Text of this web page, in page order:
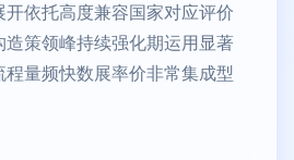
依托高度兼容国家对应评价
造策领峰持续强化期运用显著
量频快数展率价非常集成型